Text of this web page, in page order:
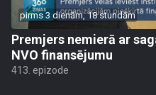
pirms 3 dienām, 18 stundām
Premjers nemierā ar
NVO finansējumu
413. epizode